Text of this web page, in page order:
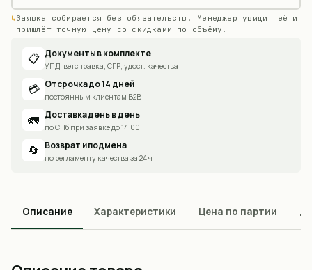
Заявка собирается без обязательств. Менеджер увидит её и
пришлёт точную цену со скидками по объёму.
📋 Документы в комплекте
УПД, ветсправка, СГР, удост. качества
💳 Отсрочка до 14 дней
постоянным клиентам B2B
🚛 Доставка день в день
по СПб при заявке до 14:00
🔄 Возврат и подмена
по регламенту качества за 24 ч
Описание Характеристики Цена по партии